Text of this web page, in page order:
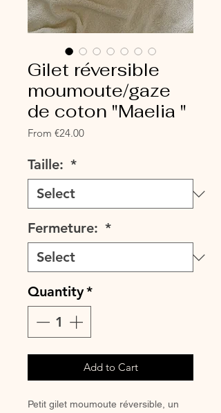
Gilet réversible
moumoute/gaze
de coton "Maelia "
From €24.00Sale
Taille: *
Fermeture: *
Quantity*
Add to Cart
Petit gilet moumoute réversible, un